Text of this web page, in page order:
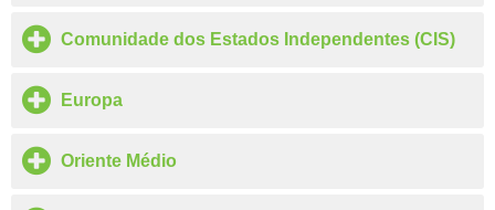
Comunidade dos Estados Independentes (CIS)
Europa
Oriente Médio